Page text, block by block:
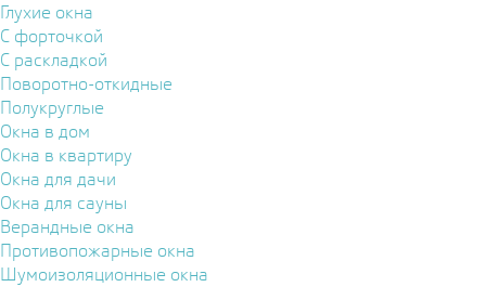
Глухие окна
С форточкой
С раскладкой
Поворотно-откидные
Полукруглые
Окна в дом
Окна в квартиру
Окна для дачи
Окна для сауны
Верандные окна
Противопожарные окна
Шумоизоляционные окна